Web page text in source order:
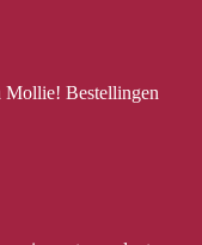
Mollie! Bestellingen